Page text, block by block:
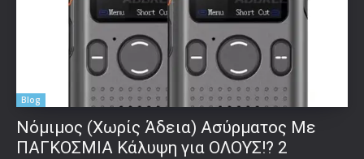
Blog
Νόμιμος (Χωρίς Άδεια) Ασύρματος Με
ΠΑΓΚΟΣΜΙΑ Κάλυψη για ΟΛΟΥΣ!? 2